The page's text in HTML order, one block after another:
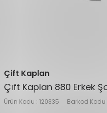
Çift Kaplan
Çıft Kaplan 880 Erkek
Ürün Kodu : 120335 Barkod Kodu